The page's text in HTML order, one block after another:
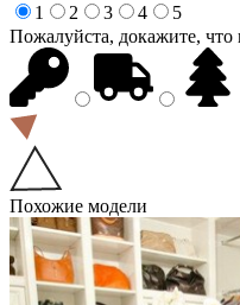
1
2 3 4
5
Пожалуйста, докажите, что
Похожие модели